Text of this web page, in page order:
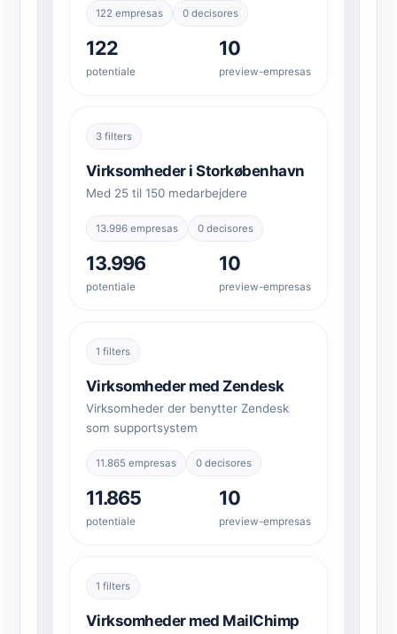
122 empresas 0 decisores
122
potentiale
10
preview-empresas
3 filters
Virksomheder i Storkøbenhavn
Med 25 til 150 medarbejdere
13.996 empresas 0 decisores
13.996
potentiale
10
preview-empresas
1 filters
Virksomheder med Zendesk
Virksomheder der benytter Zendesk
som supportsystem
11.865 empresas 0 decisores
11.865
potentiale
10
preview-empresas
1 filters
Virksomheder med MailChimp